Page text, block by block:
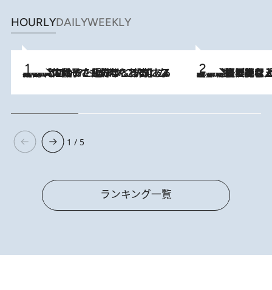
HOURLYDAILYWEEKLY
2026.8.5
【阿川佐和子さんの年とる力】なぜ70代で始めた趣味は“こんなに楽しい”のか？ ピアノ、俳句…スランプに陥っても続けられる“ある秘訣”とは 2026.8.5
【なぜ吉沢亮は「気配を消せる」のか？】興行収入208億の『国宝』を経て挑むミュージカル『ディア・エヴァン・ハンセン』。トップ俳優が舞台上でさらけ出した“孤独”とは
1 / 5
ランキング一覧